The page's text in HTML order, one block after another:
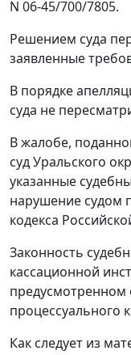
N 06-45/700/7805.
Решением суда
заявленные
В порядке
суда не
В жалобе,
суд Уральского
указанные
нарушение судом
кодекса
Законность
кассационной
предусмотренном
процессуального
Как следует из